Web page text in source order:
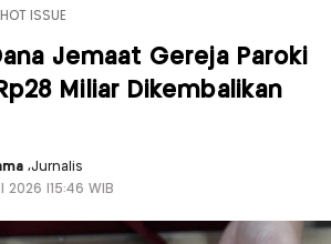
HOT ISSUE
Jemaat Gereja Paroki
Miliar Dikembalikan
,Jurnalis
2026 |15:46 WIB